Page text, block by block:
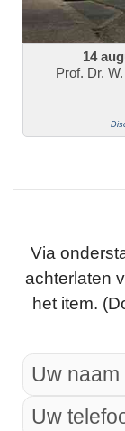
14
Prof. Dr.
Via
achterlaten
het item.